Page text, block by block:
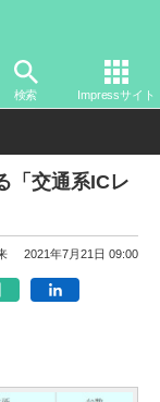
検索 Impressサイト
車
「交通系ICレ
2021年7月21日 09:00